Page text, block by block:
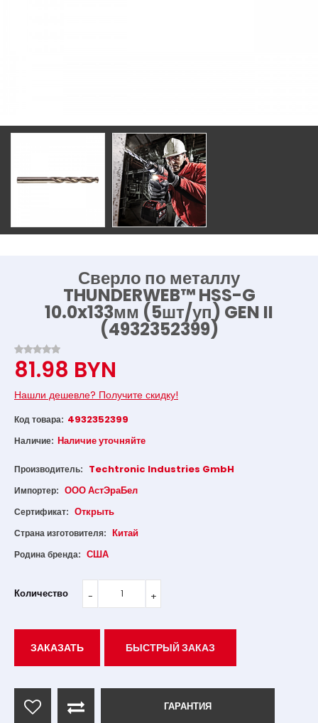
Сверло по металлу
THUNDERWEB™ HSS-G
10.0x133мм (5шт/уп) GEN II
(4932352399)
81.98 BYN
Нашли дешевле? Получите скидку!
Код товара: 4932352399
Наличие: Наличие уточняйте
Производитель: Techtronic Industries GmbH
Импортер: ООО АстЭраБел
Сертификат: Открыть
Страна изготовителя: Китай
Родина бренда: США
Количество
ЗАКАЗАТЬ БЫСТРЫЙ ЗАКАЗ
ГАРАНТИЯ